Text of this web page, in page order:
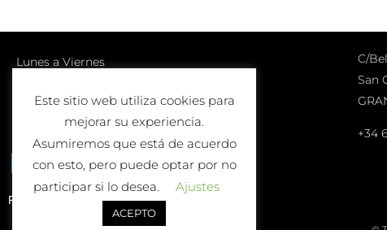
Lunes a Viernes
Sábados
10:00-13:00
C/
San
+34
Política de Devolución o Cambio
Este sitio web utiliza cookies para
mejorar su experiencia.
Asumiremos que está de acuerdo
con esto, pero puede optar por no
participar si lo desea.
Ajustes
ACEPTO